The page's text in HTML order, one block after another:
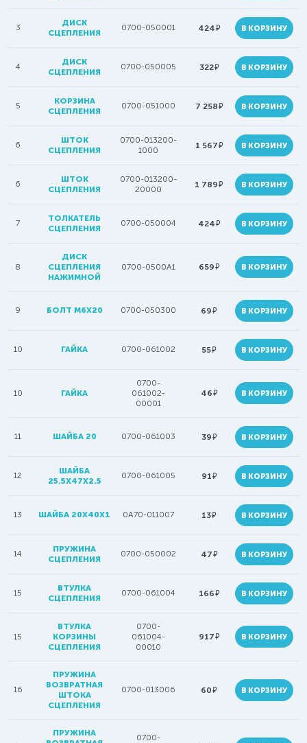
3
ДИСК
СЦЕПЛЕНИЯ
0700-050001 424руб. В КОРЗИНУ
4
ДИСК
СЦЕПЛЕНИЯ
0700-050005 322руб. В КОРЗИНУ
5
КОРЗИНА
СЦЕПЛЕНИЯ
0700-051000 7 258руб. В КОРЗИНУ
6
ШТОК
СЦЕПЛЕНИЯ
0700-013200-
1000
1 567руб. В КОРЗИНУ
6
ШТОК
СЦЕПЛЕНИЯ
0700-013200-
20000
1 789руб. В КОРЗИНУ
7
ТОЛКАТЕЛЬ
СЦЕПЛЕНИЯ
0700-050004 424руб. В КОРЗИНУ
8
ДИСК
СЦЕПЛЕНИЯ
НАЖИМНОЙ
0700-0500A1 659руб. В КОРЗИНУ
9 БОЛТ M6X20 0700-050300 69руб. В КОРЗИНУ
10 ГАЙКА 0700-061002 55руб. В КОРЗИНУ
10 ГАЙКА
0700-
061002-
00001
46руб. В КОРЗИНУ
11 ШАЙБА 20 0700-061003 39руб. В КОРЗИНУ
12
ШАЙБА
25.5X47X2.5
0700-061005 91руб. В КОРЗИНУ
13 ШАЙБА 20X40X1 0A70-011007 13руб. В КОРЗИНУ
14
ПРУЖИНА
СЦЕПЛЕНИЯ
0700-050002 47руб. В КОРЗИНУ
15
ВТУЛКА
СЦЕПЛЕНИЯ
0700-061004 166руб. В КОРЗИНУ
15
ВТУЛКА
КОРЗИНЫ
СЦЕПЛЕНИЯ
0700-
061004-
00010
917руб. В КОРЗИНУ
16
ПРУЖИНА
ВОЗВРАТНАЯ
ШТОКА
СЦЕПЛЕНИЯ
0700-013006 60руб. В КОРЗИНУ
ПРУЖИНА
0700-